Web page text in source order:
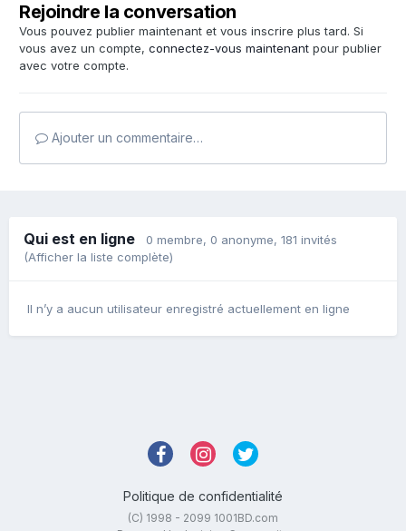
Rejoindre la conversation
Vous pouvez publier maintenant et vous inscrire plus tard. Si
vous avez un compte, connectez-vous maintenant pour publier
avec votre compte.
Ajouter un commentaire…
Qui est en ligne 0 membre, 0 anonyme, 181 invités
(Afficher la liste complète)
Il n’y a aucun utilisateur enregistré actuellement en ligne
Politique de confidentialité
(C) 1998 - 2099 1001BD.com